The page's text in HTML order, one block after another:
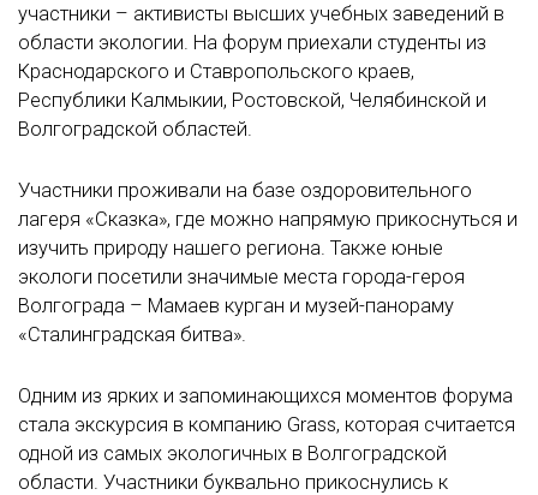
участники – активисты высших учебных заведений в
области экологии. На форум приехали студенты из
Краснодарского и Ставропольского краев,
Республики Калмыкии, Ростовской, Челябинской и
Волгоградской областей.
Участники проживали на базе оздоровительного
лагеря «Сказка», где можно напрямую прикоснуться и
изучить природу нашего региона. Также юные
экологи посетили значимые места города-героя
Волгограда – Мамаев курган и музей-панораму
«Сталинградская битва».
Одним из ярких и запоминающихся моментов форума
стала экскурсия в компанию Grass, которая считается
одной из самых экологичных в Волгоградской
области. Участники буквально прикоснулись к